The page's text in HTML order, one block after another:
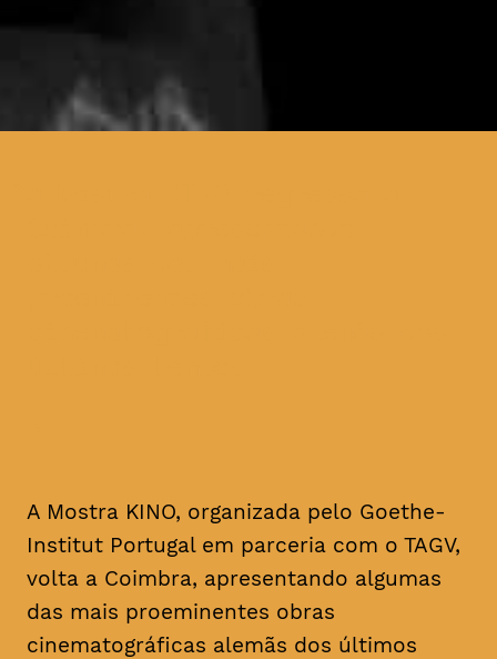
A Mostra KINO, organizada pelo Goethe-
Institut Portugal em parceria com o TAGV,
volta a Coimbra, apresentando algumas
das mais proeminentes obras
cinematográficas alemãs dos últimos